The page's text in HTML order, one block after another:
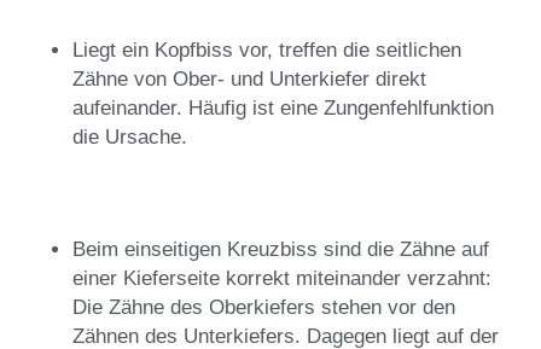
Liegt ein Kopfbiss vor, treffen die seitlichen
Zähne von Ober- und Unterkiefer direkt
aufeinander. Häufig ist eine Zungenfehlfunktion
die Ursache.
Beim einseitigen Kreuzbiss sind die Zähne auf
einer Kieferseite korrekt miteinander verzahnt:
Die Zähne des Oberkiefers stehen vor den
Zähnen des Unterkiefers. Dagegen liegt auf der